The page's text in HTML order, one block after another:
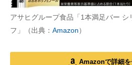
アサヒグループ食品「1本満足バー
フ」（出典： Amazon）
Amazonで詳細を